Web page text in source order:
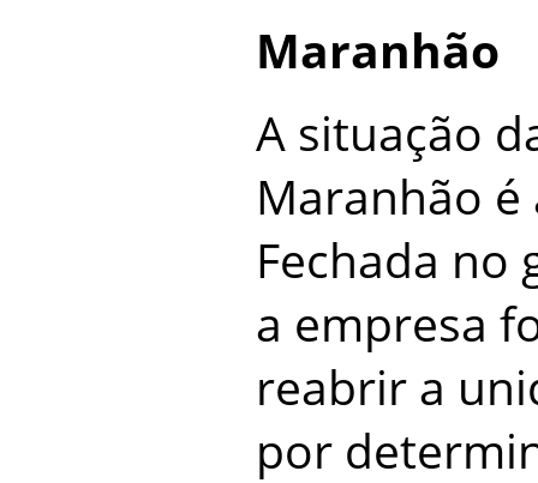
Maranhão
A situação
Maranhão
Fechada no
a empresa
reabrir a
por